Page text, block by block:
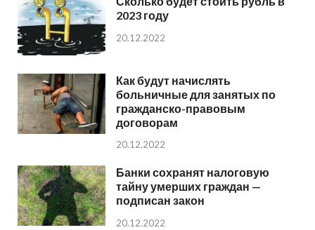
2023 году
20.12.2022
Как будут начислять
больничные для занятых по
гражданско-правовым
договорам
20.12.2022
Банки сохранят налоговую
тайну умерших граждан —
подписан закон
20.12.2022